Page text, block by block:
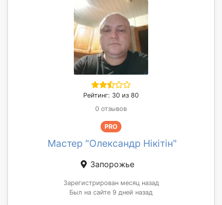
Рейтинг: 30 из 80
0 отзывов
PRO
Мастер "Олександр Нікітін"
Запорожье
Зарегистрирован месяц назад
Был на сайте 9 дней назад